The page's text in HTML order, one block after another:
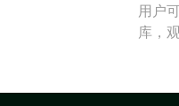
用户
库，